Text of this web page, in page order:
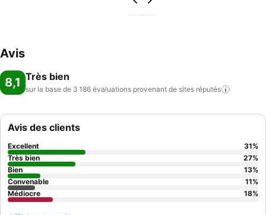
Avis
8,1 Très bien
sur la base de 3 186 évaluations provenant de sites réputés
Avis des clients
Excellent 31%
Très bien
27%
Bien
13%
Convenable
11%
Médiocre
18%